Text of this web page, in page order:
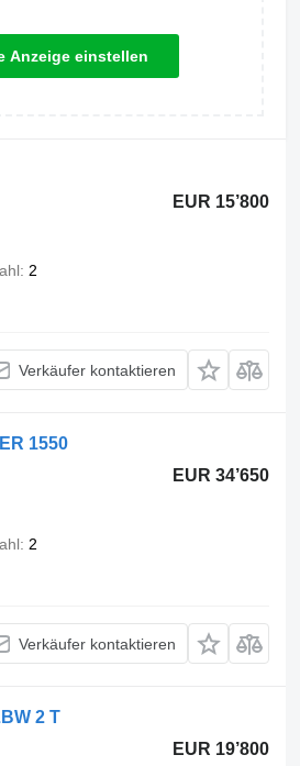
Anzeige einstellen
EUR 15’800
2
Verkäufer kontaktieren
1550
EUR 34’650
2
Verkäufer kontaktieren
2 T
EUR 19’800